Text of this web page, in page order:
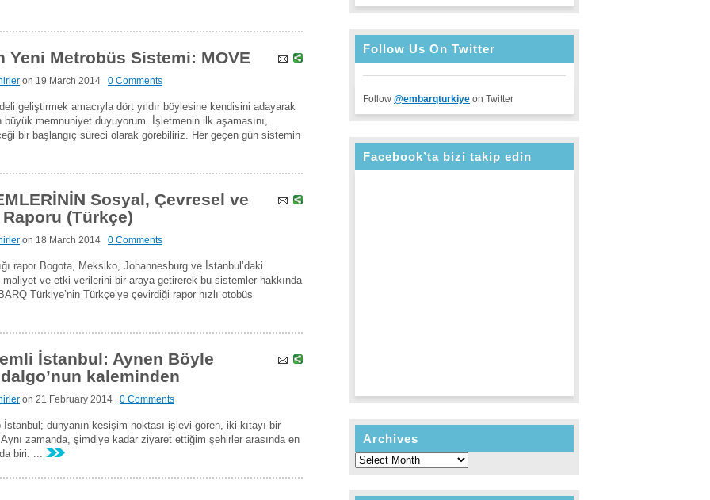
Follow Us On Twitter
Follow @embarqturkiye on Twitter
Facebook’ta bizi takip edin
Archives
Yeni Metrobüs Sistemi: MOVE
on 19 March 2014 0 Comments
geliştirmek amacıyla dört yıldır böylesine kendisini adayarak
memnuniyet duyuyorum. İşletmenin ilk aşamasını,
bir başlangıç süreci olarak görebiliriz. Her geçen gün sistemin
Sosyal, Çevresel ve
(Türkçe)
on 18 March 2014 0 Comments
rapor Bogota, Meksiko, Johannesburg ve İstanbul’daki
ve etki verilerini bir araya getirerek bu sistemler hakkında
Türkiye’nin Türkçe’ye çevirdiği rapor hızlı otobüs
İstanbul: Aynen Böyle
kaleminden
on 21 February 2014 0 Comments
dünyanın kesişim noktası işlevi gören, iki kıtayı bir
zamanda, şimdiye kadar ziyaret ettiğim şehirler arasında en
biri. ...